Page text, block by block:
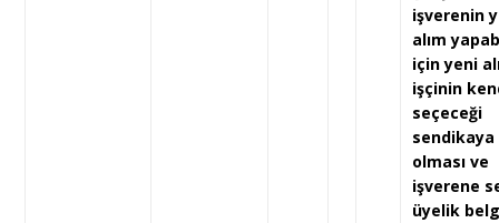
işverenin
alım
için yeni
işçinin
seçeceği
sendikaya
olması ve
işverene
üyelik